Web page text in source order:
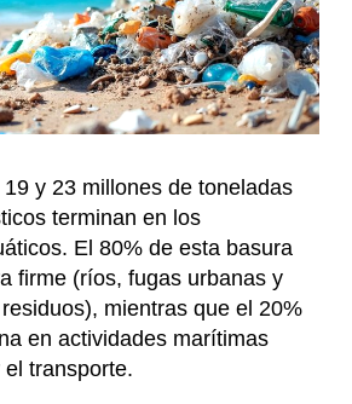
y 23 millones de toneladas
terminan en los
El 80% de esta basura
firme (ríos, fugas urbanas y
mientras que el 20%
en actividades marítimas
transporte.